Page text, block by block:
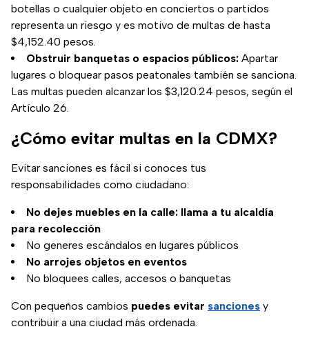
botellas o cualquier objeto en conciertos o partidos
representa un riesgo y es motivo de multas de hasta
$4,152.40 pesos.
Obstruir banquetas o espacios públicos: Apartar
lugares o bloquear pasos peatonales también se sanciona.
Las multas pueden alcanzar los $3,120.24 pesos, según el
Artículo 26.
¿Cómo evitar multas en la CDMX?
Evitar sanciones es fácil si conoces tus
responsabilidades como ciudadano:
No dejes muebles en la calle: llama a tu alcaldía
para recolección
No generes escándalos en lugares públicos
No arrojes objetos en eventos
No bloquees calles, accesos o banquetas
Con pequeños cambios puedes evitar sanciones y
contribuir a una ciudad más ordenada.